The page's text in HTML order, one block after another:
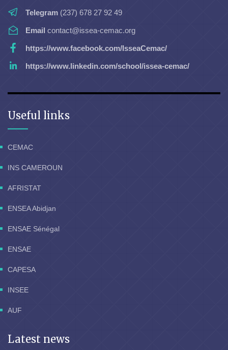
Telegram (237) 678 27 92 49
Email contact@issea-cemac.org
https://www.facebook.com/IsseaCemac/
https://www.linkedin.com/school/issea-cemac/
Useful links
CEMAC
INS CAMEROUN
AFRISTAT
ENSEA Abidjan
ENSAE Sénégal
ENSAE
CAPESA
INSEE
AUF
Latest news